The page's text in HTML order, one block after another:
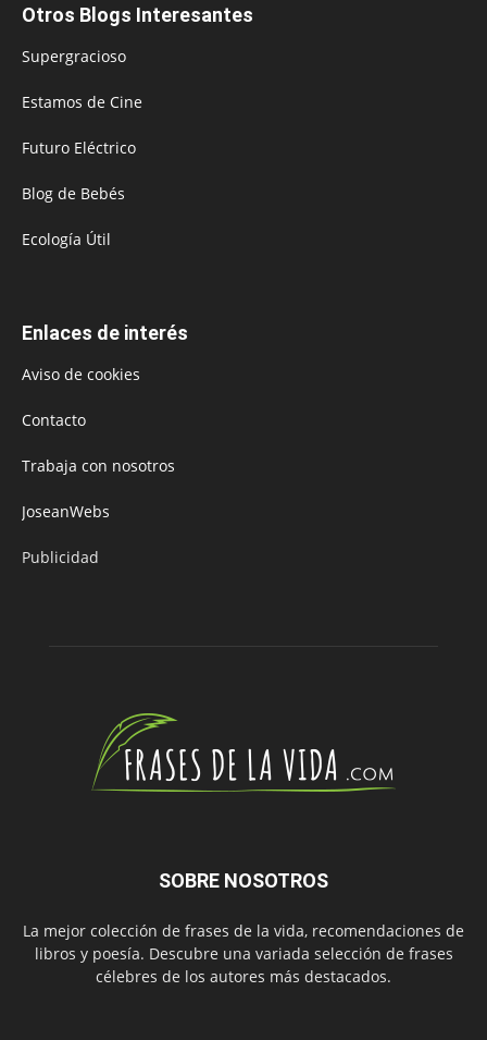
Otros Blogs Interesantes
Supergracioso
Estamos de Cine
Futuro Eléctrico
Blog de Bebés
Ecología Útil
Enlaces de interés
Aviso de cookies
Contacto
Trabaja con nosotros
JoseanWebs
Publicidad
SOBRE NOSOTROS
La mejor colección de frases de la vida, recomendaciones de
libros y poesía. Descubre una variada selección de frases
célebres de los autores más destacados.